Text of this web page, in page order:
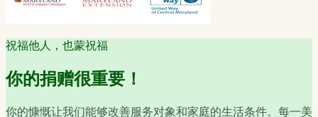
祝福他人，也蒙祝福
你的捐赠很重要！
你的慷慨让我们能够改善服务对象和家庭的生活条件。每一美